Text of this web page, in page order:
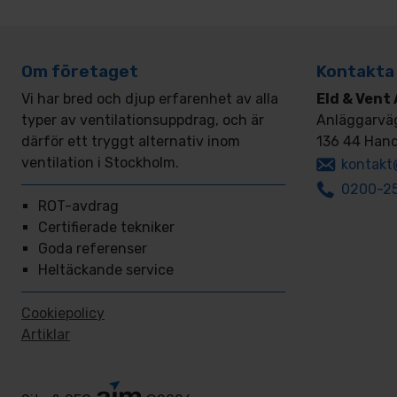
Om företaget
Vi har bred och djup erfarenhet av alla
typer av ventilationsuppdrag, och är
därför ett tryggt alternativ inom
ventilation i Stockholm.
ROT-avdrag
Certifierade tekniker
Goda referenser
Heltäckande service
Cookiepolicy
Artiklar
Kontakta
Eld & Vent
136 44
0200-